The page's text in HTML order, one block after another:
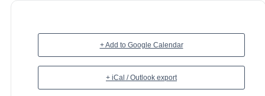
+ Add to Google Calendar
+ iCal / Outlook export